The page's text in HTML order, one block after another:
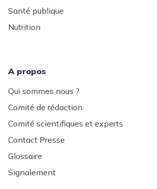
Santé publique
Nutrition
A propos
Qui sommes nous ?
Comité de rédaction
Comité scientifiques et experts
Contact Presse
Glossaire
Signalement